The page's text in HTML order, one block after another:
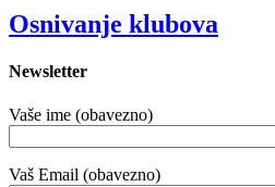
Osnivanje klubova
Newsletter
Vaše ime (obavezno)
Vaš Email (obavezno)